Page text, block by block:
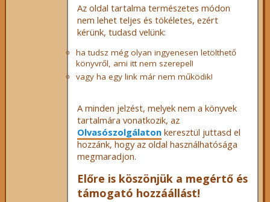
Az oldal tartalma természetes módon
nem lehet teljes és tökéletes, ezért
kérünk, tudasd velünk:
ha tudsz még olyan ingyenesen letölthető
könyvről, ami itt nem szerepel!
vagy ha egy link már nem működik!
A minden jelzést, melyek nem a könyvek
tartalmára vonatkozik, az
Olvasószolgálatonkeresztül juttasd el
hozzánk, hogy az oldal használhatósága
megmaradjon.
Előre is köszönjük a megértő és
támogató hozzáállást!